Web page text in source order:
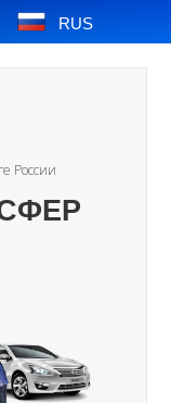
RUS
России